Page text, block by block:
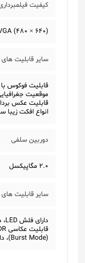
کیفیت
(HD (720 × 1280), VGA (480 × 640
سایر قابلیت
قابلیت فوکوس با
انواع افکت زیبا
دوربین سلفی
2.0 مگاپیکسل
سایر قابلیت
(Burst Mode)، دارای انواع افکت زیبا سازی چهره